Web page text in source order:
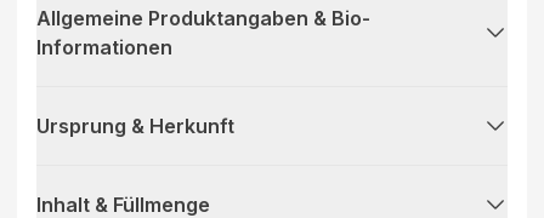
Allgemeine Produktangaben & Bio-
Informationen
Ursprung & Herkunft
Inhalt & Füllmenge